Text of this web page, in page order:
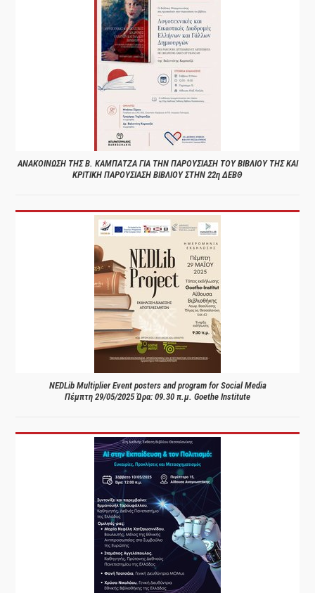
ΑΝΑΚΟΙΝΩΣΗ ΤΗΣ Β. ΚΑΜΠΑΤΖΑ ΓΙΑ ΤΗΝ ΠΑΡΟΥΣΙΑΣΗ ΤΟΥ ΒΙΒΛΙΟΥ ΤΗΣ ΚΑΙ
ΚΡΙΤΙΚΗ ΠΑΡΟΥΣΙΑΣΗ ΒΙΒΛΙΟΥ ΣΤΗΝ 22η ΔΕΒΘ
NEDLib Multiplier Event posters and program for Social Media
Πέμπτη 29/05/2025 Ώρα: 09.30 π.μ. Goethe Institute